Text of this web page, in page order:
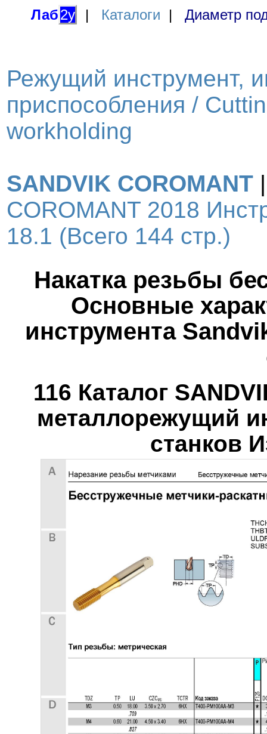
Лаб2у | Каталоги | Диаметр
Режущий инструмент,
приспособления /
workholding
SANDVIK COROMANT
COROMANT 2018
18.1 (Всего 144 стр.)
Накатка резьбы
Основные
инструмента
116 Каталог
металлорежущий
станков